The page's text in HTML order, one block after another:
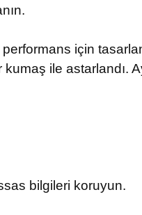
için
ile astarlandı.
bilgileri koruyun.